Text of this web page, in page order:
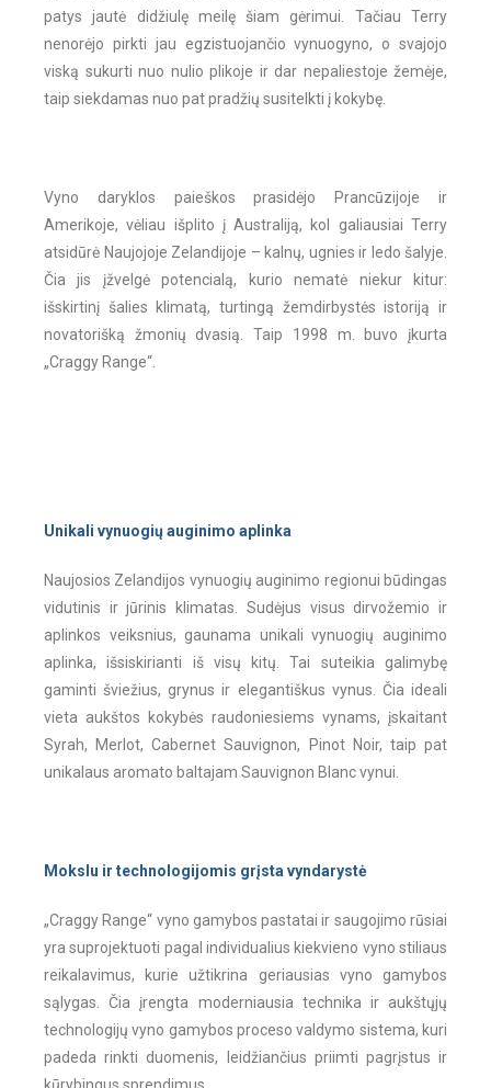
patys jautė didžiulę meilę šiam gėrimui. Tačiau Terry
nenorėjo pirkti jau egzistuojančio vynuogyno, o svajojo
viską sukurti nuo nulio plikoje ir dar nepaliestoje žemėje,
taip siekdamas nuo pat pradžių susitelkti į kokybę.
Vyno daryklos paieškos prasidėjo Prancūzijoje ir
Amerikoje, vėliau išplito į Australiją, kol galiausiai Terry
atsidūrė Naujojoje Zelandijoje – kalnų, ugnies ir ledo šalyje.
Čia jis įžvelgė potencialą, kurio nematė niekur kitur:
išskirtinį šalies klimatą, turtingą žemdirbystės istoriją ir
novatorišką žmonių dvasią. Taip 1998 m. buvo įkurta
„Craggy Range“.
Unikali vynuogių auginimo aplinka
Naujosios Zelandijos vynuogių auginimo regionui būdingas
vidutinis ir jūrinis klimatas. Sudėjus visus dirvožemio ir
aplinkos veiksnius, gaunama unikali vynuogių auginimo
aplinka, išsiskirianti iš visų kitų. Tai suteikia galimybę
gaminti šviežius, grynus ir elegantiškus vynus. Čia ideali
vieta aukštos kokybės raudoniesiems vynams, įskaitant
Syrah, Merlot, Cabernet Sauvignon, Pinot Noir, taip pat
unikalaus aromato baltajam Sauvignon Blanc vynui.
Mokslu ir technologijomis grįsta vyndarystė
„Craggy Range“ vyno gamybos pastatai ir saugojimo rūsiai
yra suprojektuoti pagal individualius kiekvieno vyno stiliaus
reikalavimus, kurie užtikrina geriausias vyno gamybos
sąlygas. Čia įrengta moderniausia technika ir aukštųjų
technologijų vyno gamybos proceso valdymo sistema, kuri
padeda rinkti duomenis, leidžiančius priimti pagrįstus ir
kūrybingus sprendimus.